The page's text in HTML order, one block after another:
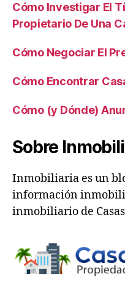
Cómo Investigar El
Propietario De Una
Cómo Negociar El
Cómo Encontrar
Cómo (y Dónde)
Sobre
Inmobiliaria es un
información
inmobiliario de